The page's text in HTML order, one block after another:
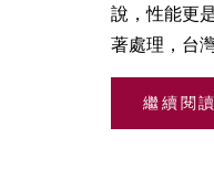
說，性能更
著處理，台
繼續閱讀